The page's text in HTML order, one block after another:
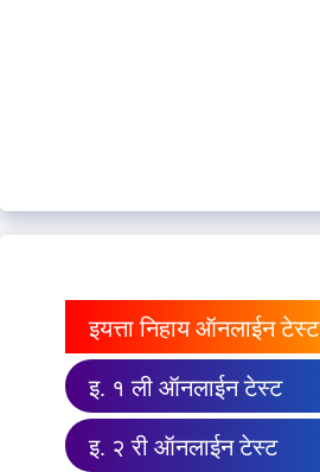
इयत्ता निहाय ऑनलाईन टेस्ट
इ. १ ली ऑनलाईन टेस्ट
इ. २ री ऑनलाईन टेस्ट